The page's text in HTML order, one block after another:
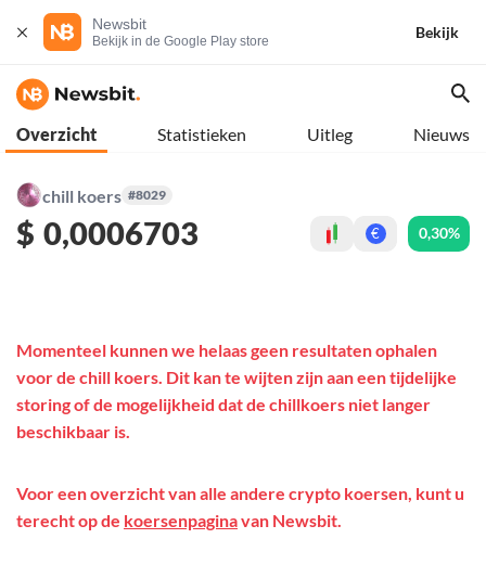
Newsbit
Bekijk in de Google Play store
Bekijk
Overzicht Statistieken Uitleg Nieuws
chill koers #8029
$ 0,0006703 € 0,30%
Momenteel kunnen we helaas geen resultaten ophalen
voor de chill koers. Dit kan te wijten zijn aan een tijdelijke
storing of de mogelijkheid dat de chillkoers niet langer
beschikbaar is.
Voor een overzicht van alle andere crypto koersen, kunt u
terecht op de koersenpaginavan Newsbit.